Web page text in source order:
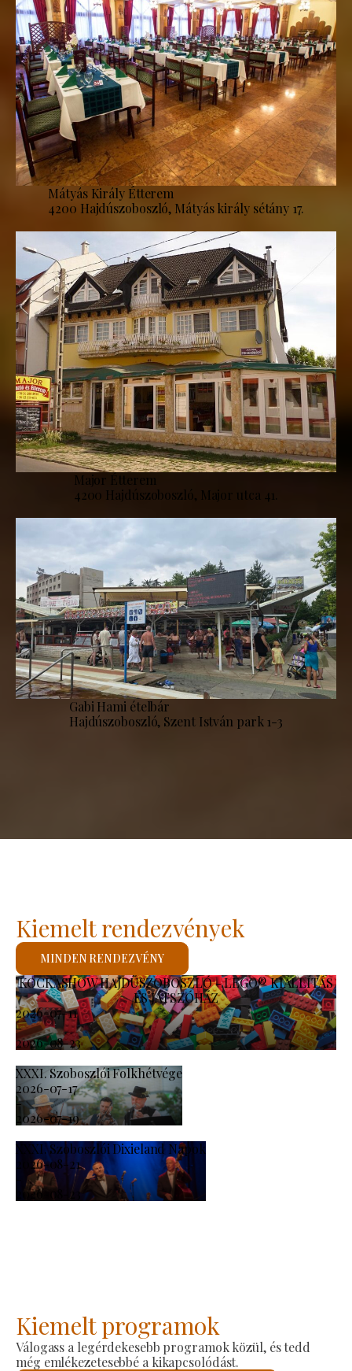
Mátyás Király Étterem
4200 Hajdúszoboszló, Mátyás király sétány 17.
Major Étterem
4200 Hajdúszoboszló, Major utca 41.
Gabi Hami ételbár
Hajdúszoboszló, Szent István park 1-3
KOCKASHOW HAJDÚSZOBOSZLÓ - LEGO® KIÁLLÍTÁS
ÉS JÁTSZÓHÁZ
2026-07-11
-
2026-08-23
XXXI. Szoboszlói Folkhétvége
2026-07-17
-
2026-07-19
XXXI. Szoboszlói Dixieland Napok
2026-08-21
-
2026-08-23
Kiemelt rendezvények
MINDEN RENDEZVÉNY
Kiemelt programok
Válogass a legérdekesebb programok közül, és tedd
még emlékezetesebbé a kikapcsolódást.